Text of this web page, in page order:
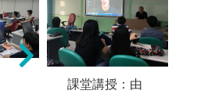
小組討論
課堂講授：由